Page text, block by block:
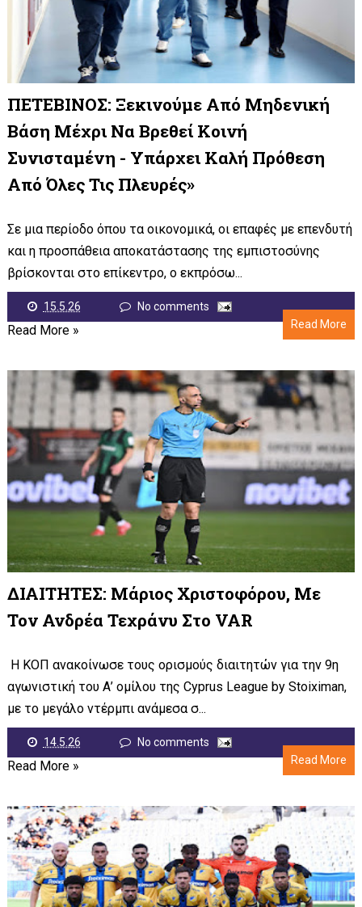
ΠΕΤΕΒΙΝΟΣ: Ξεκινούμε Από Μηδενική
Βάση Μέχρι Να Βρεθεί Κοινή
Συνισταμένη - Υπάρχει Καλή Πρόθεση
Από Όλες Τις Πλευρές»
Σε μια περίοδο όπου τα οικονομικά, οι επαφές με επενδυτή
και η προσπάθεια αποκατάστασης της εμπιστοσύνης
βρίσκονται στο επίκεντρο, ο εκπρόσω...
15.5.26
No comments
Read More
Read More »
ΔΙΑΙΤΗΤΕΣ: Μάριος Χριστοφόρου, Με
Τον Ανδρέα Τεχράνυ Στο VAR
Η ΚΟΠ ανακοίνωσε τους ορισμούς διαιτητών για την 9η
αγωνιστική του Α’ ομίλου της Cyprus League by Stoiximan,
με το μεγάλο ντέρμπι ανάμεσα σ...
14.5.26
No comments
Read More
Read More »